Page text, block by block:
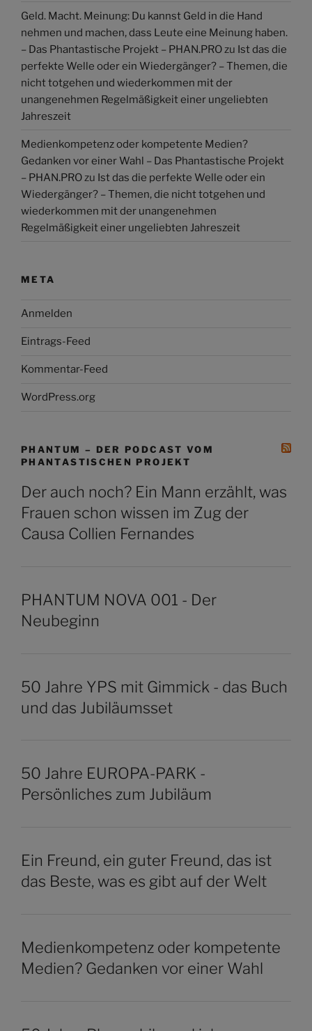
Geld. Macht. Meinung: Du kannst Geld in die Hand
nehmen und machen, dass Leute eine Meinung haben.
– Das Phantastische Projekt – PHAN.PRO zu Ist das die
perfekte Welle oder ein Wiedergänger? – Themen, die
nicht totgehen und wiederkommen mit der
unangenehmen Regelmäßigkeit einer ungeliebten
Jahreszeit
Medienkompetenz oder kompetente Medien?
Gedanken vor einer Wahl – Das Phantastische Projekt
– PHAN.PRO zu Ist das die perfekte Welle oder ein
Wiedergänger? – Themen, die nicht totgehen und
wiederkommen mit der unangenehmen
Regelmäßigkeit einer ungeliebten Jahreszeit
META
Anmelden
Eintrags-Feed
Kommentar-Feed
WordPress.org
PHANTUM – DER PODCAST VOM
PHANTASTISCHEN PROJEKT
Der auch noch? Ein Mann erzählt, was
Frauen schon wissen im Zug der
Causa Collien Fernandes
PHANTUM NOVA 001 - Der
Neubeginn
50 Jahre YPS mit Gimmick - das Buch
und das Jubiläumsset
50 Jahre EUROPA-PARK -
Persönliches zum Jubiläum
Ein Freund, ein guter Freund, das ist
das Beste, was es gibt auf der Welt
Medienkompetenz oder kompetente
Medien? Gedanken vor einer Wahl